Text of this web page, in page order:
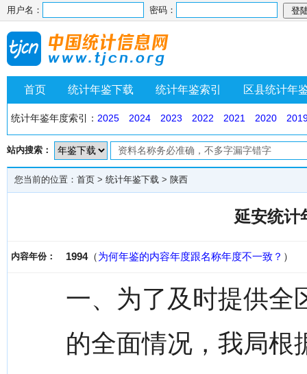
用户名： 密码：
首页 统计年鉴下载 统计年鉴索引 区县统计年
统计年鉴年度索引： 2025 2024 2023 2022 2021 2020
站内搜索：
您当前的位置： 首页 > 统计年鉴下载 > 陕西
延安统计
内容年份： 1994（为何年鉴的内容年度跟名称年度不一致？ ）
一、为了及时提供全
的全面情况，我局根